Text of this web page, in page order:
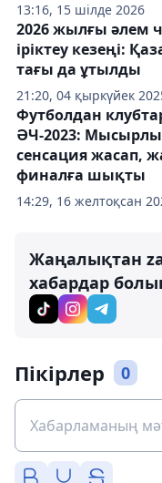
13:16, 15 шілде 2026
21:20, 04 қыркүйек
2026 жылғы әлем
іріктеу кезеңі:
тағы да ұтылды
14:29, 16 желтоқсан
Футболдан
ӘЧ-2023:
сенсация жасап,
финалға шықты
Жаңалықтан
хабардар
Пікірлер 0